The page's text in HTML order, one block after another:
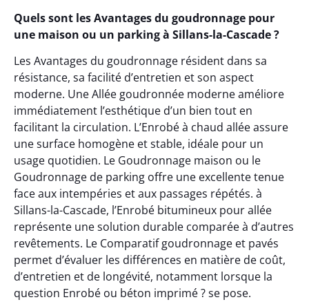
Quels sont les Avantages du goudronnage pour
une maison ou un parking à Sillans-la-Cascade ?
Les Avantages du goudronnage résident dans sa
résistance, sa facilité d’entretien et son aspect
moderne. Une Allée goudronnée moderne améliore
immédiatement l’esthétique d’un bien tout en
facilitant la circulation. L’Enrobé à chaud allée assure
une surface homogène et stable, idéale pour un
usage quotidien. Le Goudronnage maison ou le
Goudronnage de parking offre une excellente tenue
face aux intempéries et aux passages répétés. à
Sillans-la-Cascade, l’Enrobé bitumineux pour allée
représente une solution durable comparée à d’autres
revêtements. Le Comparatif goudronnage et pavés
permet d’évaluer les différences en matière de coût,
d’entretien et de longévité, notamment lorsque la
question Enrobé ou béton imprimé ? se pose.